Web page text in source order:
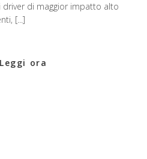
driver di maggior impatto alto
[...]
Leggi ora